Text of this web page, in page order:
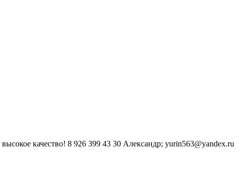
качество! 8 926 399 43 30 Александр; yurin563@yandex.ru